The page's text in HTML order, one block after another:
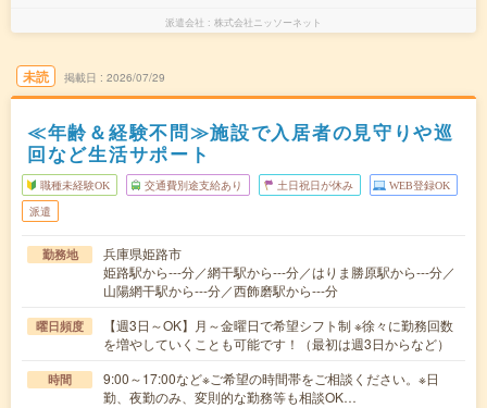
派遣会社 株式会社ニッソーネット
未読 掲載日 2026/07/29
≪年齢＆経験不問≫施設で入居者の見守りや巡
回など生活サポート
職種未経験OK 交通費別途支給あり 土日祝日が休み WEB登録OK
派遣
勤務地
兵庫県姫路市
姫路駅から---分／網干駅から---分／はりま勝原駅から---分／
山陽網干駅から---分／西飾磨駅から---分
曜日頻度
【週3日～OK】月～金曜日で希望シフト制 ※徐々に勤務回数
を増やしていくことも可能です！（最初は週3日からなど）
時間
9:00～17:00など※ご希望の時間帯をご相談ください。※日
勤、夜勤のみ、変則的な勤務等も相談OK…